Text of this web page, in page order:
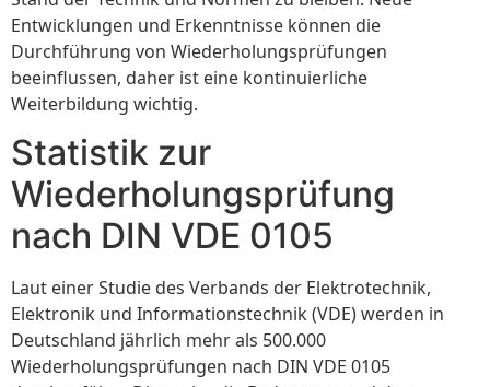
Entwicklungen und Erkenntnisse können die
Durchführung von Wiederholungsprüfungen
beeinflussen, daher ist eine kontinuierliche
Weiterbildung wichtig.
Statistik zur
Wiederholungsprüfung
nach DIN VDE 0105
Laut einer Studie des Verbands der Elektrotechnik,
Elektronik und Informationstechnik (VDE) werden in
Deutschland jährlich mehr als 500.000
Wiederholungsprüfungen nach DIN VDE 0105